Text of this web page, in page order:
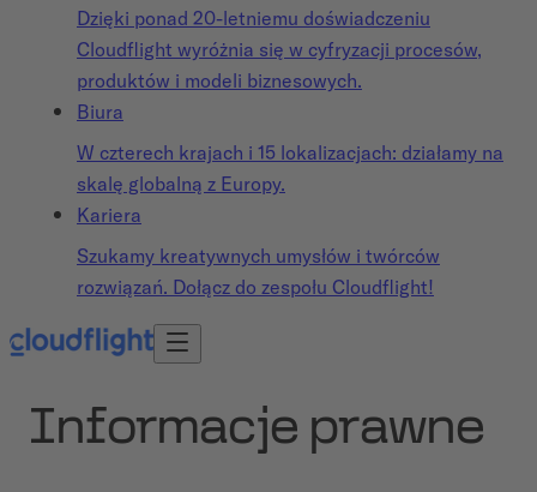
Dzięki ponad 20-letniemu doświadczeniu
Cloudflight wyróżnia się w cyfryzacji procesów,
produktów i modeli biznesowych.
Biura
W czterech krajach i 15 lokalizacjach: działamy na
skalę globalną z Europy.
Kariera
Szukamy kreatywnych umysłów i twórców
rozwiązań. Dołącz do zespołu Cloudflight!
Informacje prawne